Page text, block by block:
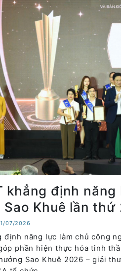
khẳng định
Sao Khuê lần thứ
07/2026
định năng lực làm chủ công
phần hiện thực hóa tinh
Sao Khuê 2026 – giải